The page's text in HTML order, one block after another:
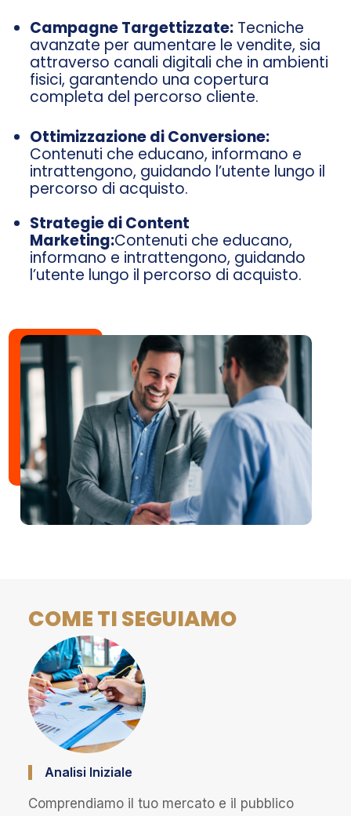
Campagne Targettizzate: Tecniche
avanzate per aumentare le vendite, sia
attraverso canali digitali che in ambienti
fisici, garantendo una copertura
completa del percorso cliente.
Ottimizzazione di Conversione:
Contenuti che educano, informano e
intrattengono, guidando l’utente lungo il
percorso di acquisto.
Strategie di Content
Marketing:Contenuti che educano,
informano e intrattengono, guidando
l’utente lungo il percorso di acquisto.
COME TI SEGUIAMO
Analisi Iniziale
Comprendiamo il tuo mercato e il pubblico